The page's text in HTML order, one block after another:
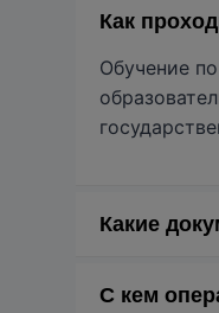
Как
Обучение
Какие
2) Копия
С кем